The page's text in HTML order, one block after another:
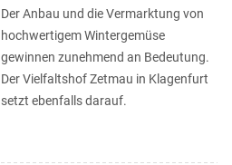
Der Anbau und die Vermarktung von
hochwertigem Wintergemüse
gewinnen zunehmend an Bedeutung.
Der Vielfaltshof Zetmau in Klagenfurt
setzt ebenfalls darauf.